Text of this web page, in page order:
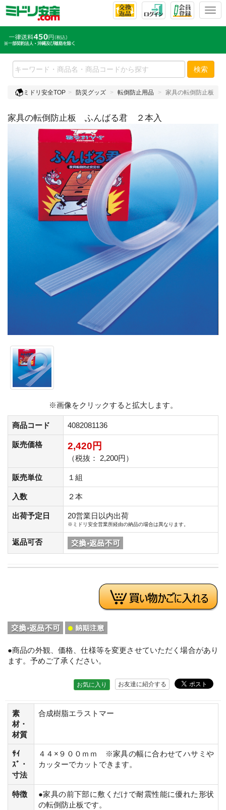
T
l
e
n
v
o
検索
ミドリ安全TOP 防災グッズ 転倒防止用品 家具の転倒防止板
家具の転倒防止板 ふんばる君 ２本入
※画像をクリックすると拡大します。
商品コード 4082081136
販売価格 2,420円
（税抜： 2,200円）
販売単位 １組
入数 ２本
出荷予定日 20営業日以内出荷
※ミドリ安全営業所経由の納品の場合は異なります。
返品可否
●商品の外観、価格、仕様等を変更させていただく場合があり
ます。予めご了承ください。
お友達に紹介する
お気に入り
素
材・
材質
合成樹脂エラストマー
ｻｲ
ｽﾞ・
寸法
４４×９００ｍｍ ※家具の幅に合わせてハサミや
カッターでカットできます。
特徴
●家具の前下部に敷くだけで耐震性能に優れた形状
の転倒防止板です。